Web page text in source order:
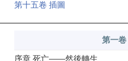
第十五卷 插圖
第一卷
序章 死亡——然後轉生